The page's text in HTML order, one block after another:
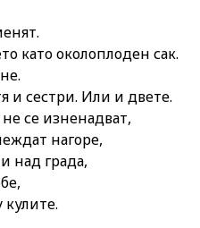
като околоплоден сак.
и сестри. Или и двете.
се изненадват,
нагоре,
над града,